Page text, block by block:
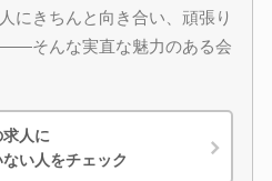
にきちんと向き合い、頑張り
そんな実直な魅力のある会
人に
い人をチェック